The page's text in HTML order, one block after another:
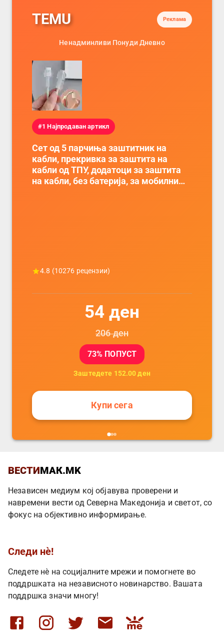
TEMU Реклама
Ненадминливи Понуди Дневно
#1 Најпродаван артикл
Сет од 5 парчиња заштитник на
кабли, прекривка за заштита на
кабли од ТПУ, додатоци за заштита
на кабли, без батерија, за мобилни
4.8 (10276 рецензии)
54 ден
206ден
73% ПОПУСТ
Заштедете 152.00 ден
Купи сега
ВЕСТИМАК.MK
Независен медиум кој објавува проверени и
навремени вести од Северна Македонија и светот, со
фокус на објективно информирање.
Следи нè!
Следете нè на социјалните мрежи и помогнете во
поддршката на независното новинарство. Вашата
поддршка значи многу!